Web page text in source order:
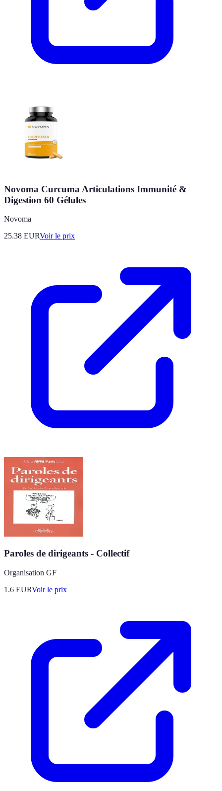
Novoma Curcuma Articulations Immunité &
Digestion 60 Gélules
Novoma
25.38 EURVoir le prix
Paroles de dirigeants - Collectif
Organisation GF
1.6 EURVoir le prix